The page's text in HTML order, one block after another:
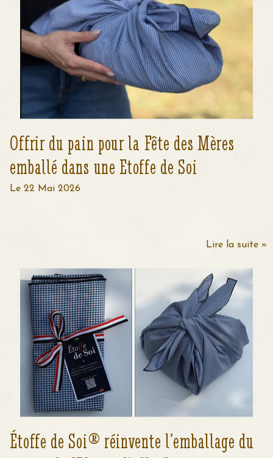
Offrir du pain pour la Fête des Mères
emballé dans une Etoffe de Soi
Le 22 Mai 2026
Lire la suite »
Étoffe de Soi® réinvente l’emballage du